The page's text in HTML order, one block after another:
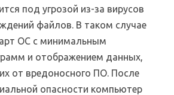
под угрозой из-за вирусов
файлов. В таком случае
ОС с минимальным
и отображением данных,
от вредоносного ПО. После
опасности компьютер